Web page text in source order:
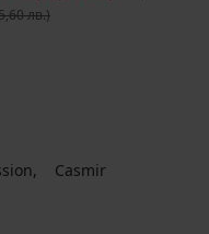
лв.)
Casmir